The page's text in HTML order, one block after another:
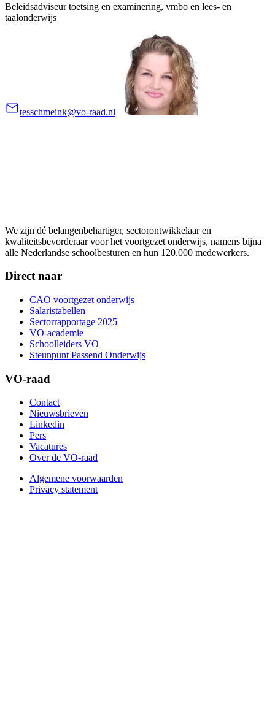
Beleidsadviseur toetsing en examinering, vmbo en lees- en
taalonderwijs
tesschmeink@vo-raad.nl
We zijn dé belangenbehartiger, sectorontwikkelaar en
kwaliteitsbevorderaar voor het voortgezet onderwijs, namens bijna
alle Nederlandse schoolbesturen en hun 120.000 medewerkers.
Direct naar
CAO voortgezet onderwijs
Salaristabellen
Sectorrapportage 2025
VO-academie
Schoolleiders VO
Steunpunt Passend Onderwijs
VO-raad
Contact
Nieuwsbrieven
Linkedin
Pers
Vacatures
Over de VO-raad
Algemene voorwaarden
Privacy statement